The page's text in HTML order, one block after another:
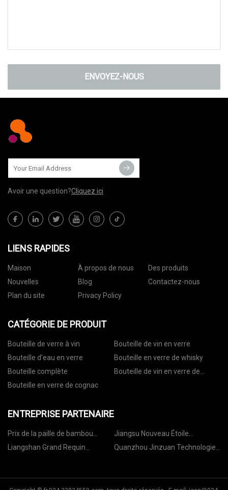
ENVOYEZ-NOUS
Avoir une question?Cliquez ici
LIENS RAPIDES
Maison À propos de nous
Des produits
Nouvelles
Blog
Contactez-nous
Plan du site
Privacy Policy
CATÉGORIE DE PRODUIT
Bouteille de verre à vin
Bouteille de vin en verre
Bouteille d'eau en verre
Bouteille en verre de whisky
Bouteille complète
Bouteille de vin en verre de
Bouteille en verre de cognac
ENTREPRISE PARTENAIRE
Prix de la paille de bambou
réutilisable
Jiangsu Nouveau Étoile
International Trade Co., Ltd.
Liangshan Grand Requin
Quanzhou Jinzuan Technologie